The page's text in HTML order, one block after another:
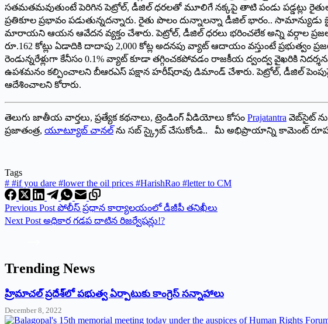
సతమతమవుతుంటే పెరిగిన పెట్రోల్, డీజిల్ ధరలతో మూలిగే నక్కపై తాటి పండు పడ్డట్లు
ప్రతికూల ప్రభావం పడుతున్నదన్నారు. రైతు పొలం దున్నాలన్నా డీజిల్ భారం..
మారాయని ఆయన ఆవేదన వ్యక్తం చేశారు. పెట్రోల్, డీజిల్ ధరలు భరించలేక అన్ని వర్గాల
రూ.162 కోట్లు ఏడాదికి దాదాపు 2,000 కోట్ల అదనపు వ్యాట్ ఆదాయం వస్తుంటే ప్రభుత్వం
రెండున్నరేళ్లుగా కేనీసం 0.1% వ్యాట్ కూడా తగ్గించకపోవడం రాజకీయ ద్వంద్వ వైఖరికి
ఉపశమనం కల్పించాలని బీఆరఎస్ పక్షాన హరీష్‌రావు డిమాండ్ చేశారు. పెట్రోల్, డీజిల్
ఆదేశించాలని కోరారు.
తెలుగు జాతీయ వార్తలు, ప్రత్యేక కథనాలు, ట్రెండింగ్ వీడియోలు కోసం Prajatantra వెబ్‌సైట్
ప్రజాతంత్ర, యూట్యూబ్ చానల్ ను సబ్ స్క్రైబ్ చేసుకోండి.. మీ అభిప్రాయాన్ని కామెంట్
Tags
# #if you dare #lower the oil prices #HarishRao #letter to CM
Previous Post పోలీస్ ప్రధాన కార్యాలయంలో డీజీపీ తనిఖీలు
Next Post అధికార గడప దాటిన రిజర్వేషన్లు!?
Trending News
‌హ్రిమాచల్‌ ‌ప్రదేశ్‌లో పభుత్వ ఏర్పాటుకు కాంగ్రెస్‌ ‌సన్నాహాలు
December 8, 2022